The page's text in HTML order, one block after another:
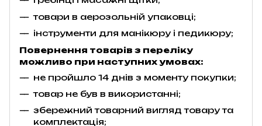
товари в аерозольній упаковці;
інструменти для манікюру і педикюру;
Повернення товарів з переліку
можливо при наступних умовах:
не пройшло 14 днів з моменту покупки;
товар не був в використанні;
збережний товарний вигляд товару та
комплектація;